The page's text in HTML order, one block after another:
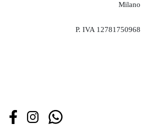
Milano
P. IVA 12781750968